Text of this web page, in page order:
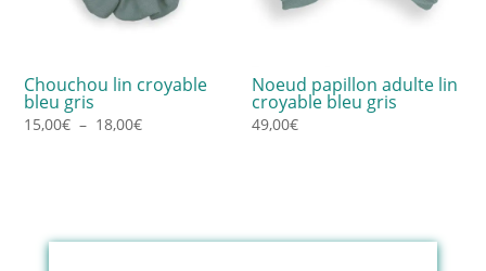
Chouchou lin croyable
bleu gris
15,00€ – 18,00€Plage
à
Noeud papillon adulte lin
croyable bleu gris
49,00€